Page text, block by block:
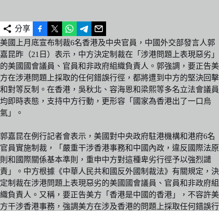
分享
美國上月底宣布制裁6名香港及中央官員，中國外交部發言人郭
嘉昆昨（21日）表示，中方決定制裁在「涉港問題上表現惡劣」
的美國國會議員、官員和非政府組織負責人。郭強調，要正告美
方在涉港問題上採取的任何錯誤行徑，都將遭到中方的堅決回擊
和對等反制。在香港，吳秋北、容海恩和梁熙等多名立法會議員
均即時表態，支持中方行動，更形容「國家為香港出了一口烏
氣」。
郭嘉昆在例行記者會表示，美國對中央政府駐港機構和港府6名
官員實施制裁，「嚴重干涉香港事務和中國內政，違反國際法原
則和國際關係基本準則，重申中方對這種卑劣行徑予以強烈譴
責」。中方根據《中華人民共和國反外國制裁法》有關規定，決
定制裁在涉港問題上表現惡劣的美國國會議員、官員和非政府組
織負責人。又稱，要正告美方「香港是中國的香港」，不容許美
方干涉香港事務，強調美方在涉及香港的問題上採取任何錯誤行